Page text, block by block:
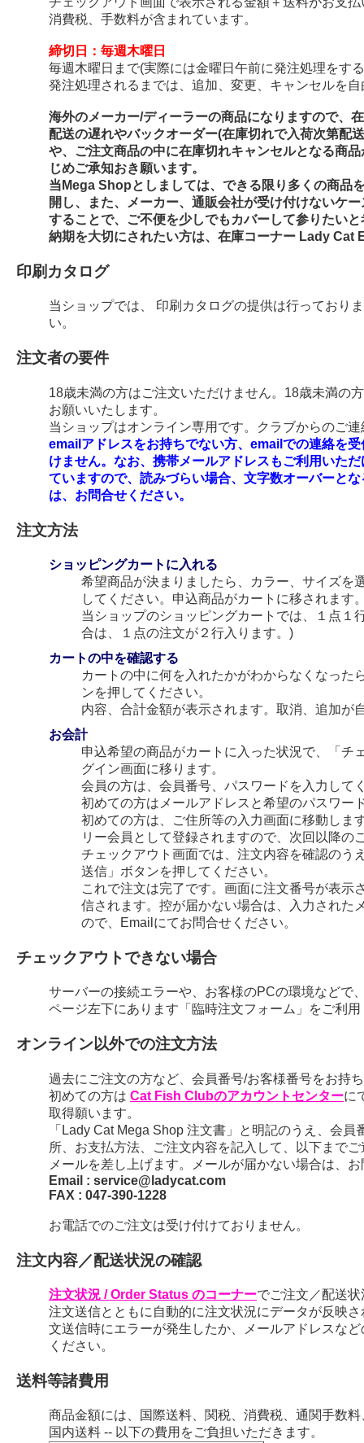
消費税、手数料が含まれています。
締切日：毎週木曜日
毎週木曜日まで(実際には金曜日午前に発注処理をす
発注処理されるまでは、追加、変更、キャンセルを
海外のメーカー/ディーラーの商品になりますので、
配送の遅れやバックオーダー(在庫切れで入荷次第配
や、ご注文商品の中に在庫切れキャンセルとなる商
じめご承知おき願います。
当Mega Shopとしましては、できる限り多くの商品
開し、また、メーカー、通販会社が受け付けないケ
することで、ご不便を少しでもカバーして参りたい
納期を大切にされたい方は、在庫コーナー Lady Cat
印刷カタログ
当ショップでは、 印刷カタログの提供は行っており
い。
注文者の要件
18歳未満の方はご注文いただけません。18歳未満の
お願いいたします。
当ショップはオンライン専用です。クラブからのご
emailアドレスをお持ちでない方、emailでの連絡を
けません。なお、携帯メールアドレスもご利用いた
ていますので、読みづらい場合、文字数オーバーと
は、お問合せください。
注文方法
ショッピングカートに入れる
希望商品が決まりましたら、カラー、サイズを
してください。申込商品がカートに移されます
当ショップのショッピングカートでは、１点１
合は、１点の注文が２行入ります。)
カートの中を確認する
カートの中に何を入れたかがわからなくなった
ンを押してください。
内容、合計金額が表示されます。取消、追加が
お会計
申込希望の商品がカートに入った状況で、「チ
グイン画面に移ります。
会員の方は、会員番号、パスワードを入力して
初めての方はメールアドレスと希望のパスワー
初めての方は、ご住所等の入力画面に移動しま
リー会員として登録されますので、次回以降の
チェックアウト画面では、注文内容を確認のう
送信」ボタンを押してください。
これで注文は完了です。画面に注文番号が表
信されます。控が届かない場合は、入力された
ので、Emailにてお問合せください。
チェックアウトできない場合
サーバーの接続エラーや、お客様のPCの環境などで
ページ左下にあります「臨時注文フォーム」をご利
オンライン以外での注文方法
過去にご注文の方など、会員番号/お客様番号をお持
初めての方は Cat Fish Clubのアカウントセンターに
取得願います。
「Lady Cat Mega Shop 注文書」と明記のうえ、会
所、お支払方法、ご注文内容を記入して、以下まで
メールを差し上げます。メールが届かない場合は、
Email : service@ladycat.com
FAX : 047-390-1228
お電話でのご注文は受け付けておりません。
注文内容／配送状況の確認
注文状況 / Order Status のコーナーでご注文／配送
注文送信とともに自動的に注文状況にデータが反映
文送信時にエラーが発生したか、メールアドレスな
ください。
送料等諸費用
商品金額には、国際送料、関税、消費税、通関手数
国内送料 -- 以下の費用をご負担いただきます。